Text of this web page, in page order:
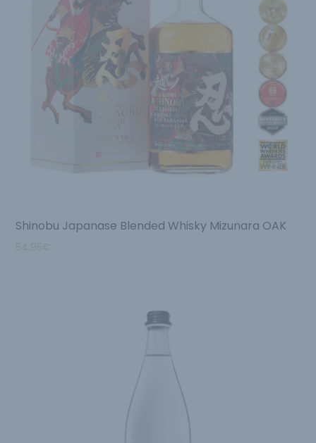
Shinobu Japanase Blended Whisky Mizunara OAK
54.95€